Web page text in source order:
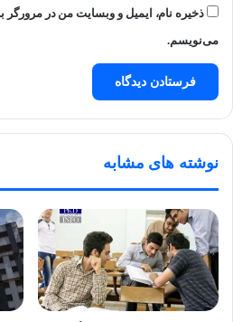
ذخیره نام، ایمیل و وبسایت من در مرورگر
می‌نویسم.
نوشته های مشابه